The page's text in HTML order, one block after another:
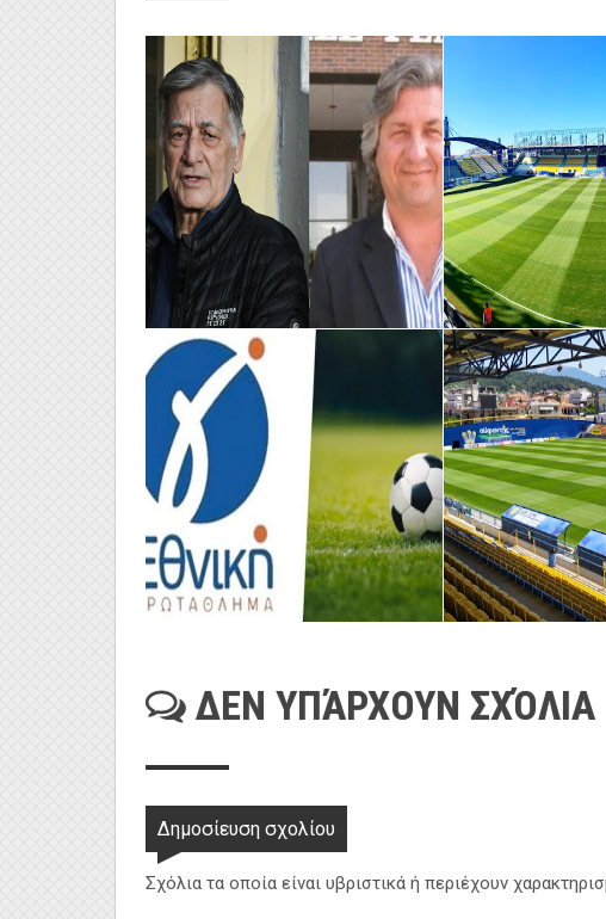
ΔΕΝ ΥΠΆΡΧΟΥΝ ΣΧΌΛΙΑ
Δημοσίευση σχολίου
Σχόλια τα οποία είναι υβριστικά ή περιέχουν